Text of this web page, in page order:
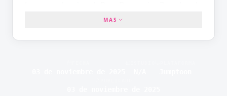
encuentra hecha un mar de lágrimas. Él, con
MAS